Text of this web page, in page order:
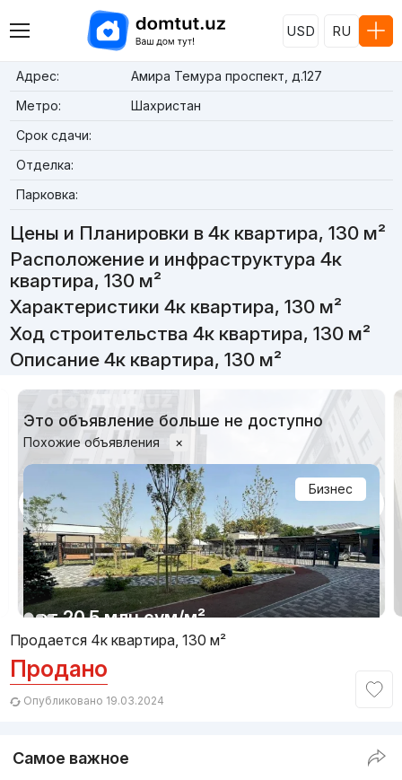
USD RU
Адрес:
Амира Темура проспект, д.127
Метро:
Шахристан
Срок сдачи:
Отделка:
Парковка:
Цены и Планировки в 4к квартира, 130 м²
Расположение и инфраструктура 4к
квартира, 130 м²
Характеристики 4к квартира, 130 м²
Ход строительства 4к квартира, 130 м²
Описание 4к квартира, 130 м²
Это объявление больше не доступно
Похожие объявления ×
Бизнес
от20.5 млн сум/м²
Сдан 2023,
4к квартира, 131 м²
1/6
Продается 4к квартира, 130 м²
Продано
Опубликовано 19.03.2024
Самое важное